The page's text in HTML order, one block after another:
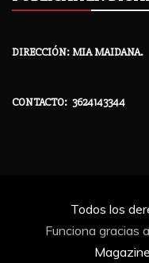
DIRECCIÓN: MIA MAIDANA.
CONTACTO: 3624143344
Todos los
Funciona gracias